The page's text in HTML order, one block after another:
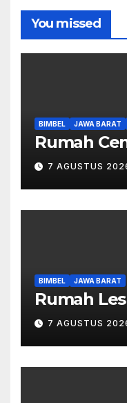
You missed
BIMBEL JAWA BARAT
Rumah
7 AGUSTUS
BIMBEL JAWA BARAT
Rumah
7 AGUSTUS